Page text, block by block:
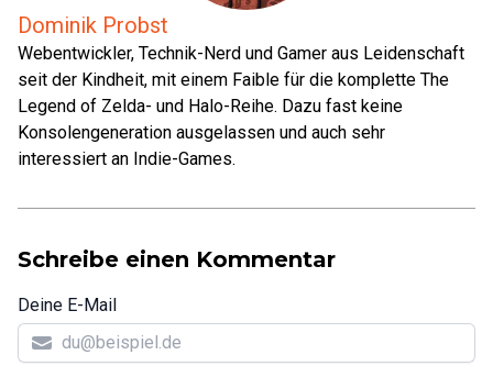
Dominik Probst
Webentwickler, Technik-Nerd und Gamer aus Leidenschaft
seit der Kindheit, mit einem Faible für die komplette The
Legend of Zelda- und Halo-Reihe. Dazu fast keine
Konsolengeneration ausgelassen und auch sehr
interessiert an Indie-Games.
Schreibe einen Kommentar
Deine E-Mail